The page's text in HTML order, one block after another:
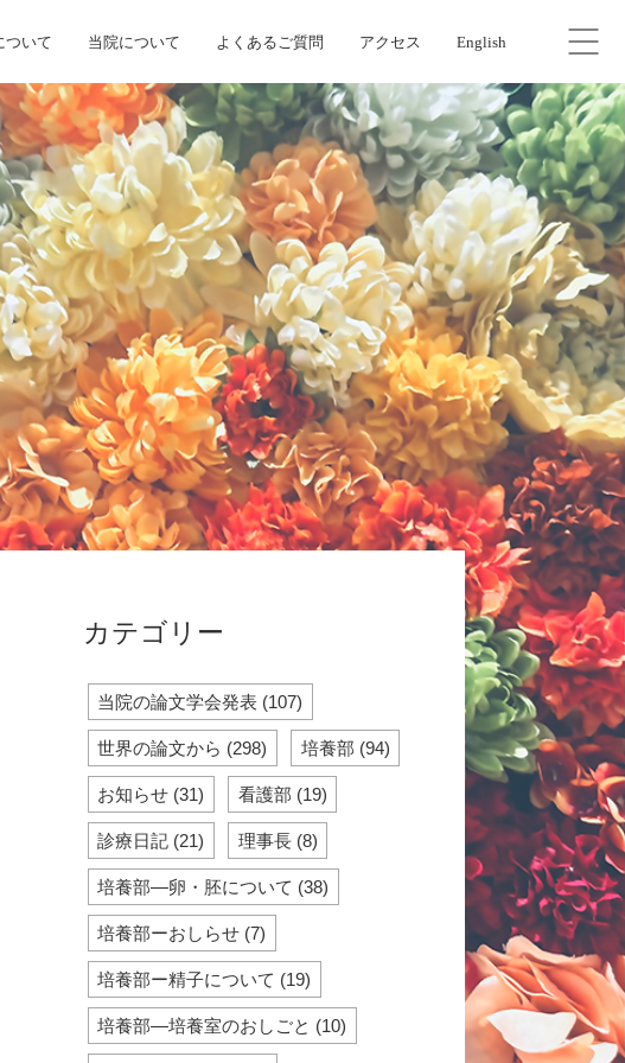
ついて 当院について よくあるご質問 アクセス English
カテゴリー
当院の論文学会発表 (107)
世界の論文から (298) 培養部 (94)
お知らせ (31) 看護部 (19)
診療日記 (21) 理事長 (8)
培養部―卵・胚について (38)
培養部ーおしらせ (7)
培養部ー精子について (19)
培養部―培養室のおしごと (10)